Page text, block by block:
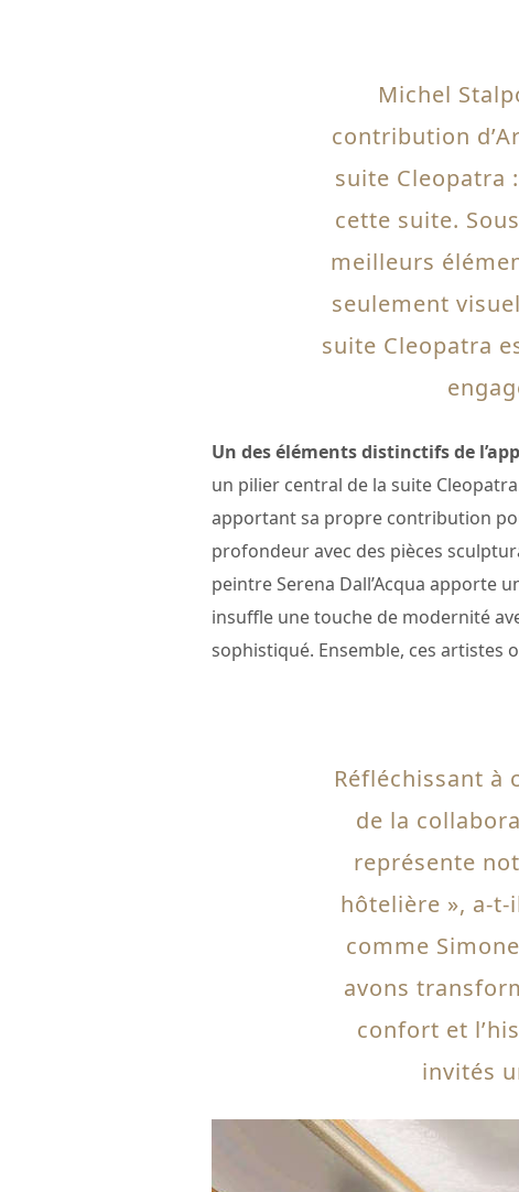
Michel
contribution
suite Cleopatra
cette suite.
meilleurs
seulement
suite Cleopatra
Un des éléments distinctifs de
un pilier central de la suite
apportant sa propre contribution
profondeur avec des pièces
peintre Serena Dall’Acqua apporte
insuffle une touche de modernité
sophistiqué. Ensemble, ces artistes
Réfléchissant à
de la
représente
hôtelière », a-
comme
avons
confort et
invités